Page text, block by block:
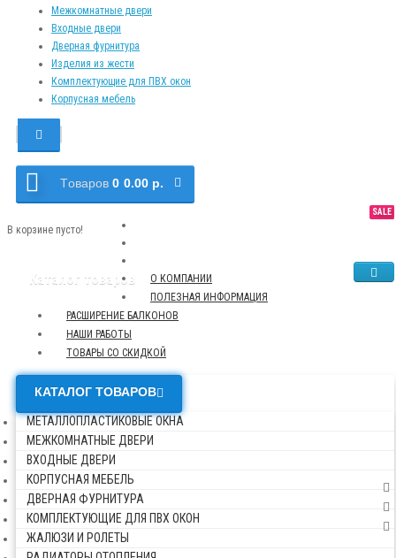
Межкомнатные двери
Входные двери
Дверная фурнитура
Изделия из жести
Комплектующие для ПВХ окон
Корпусная мебель
Tоваров 0 0.00 р.
В корзине пусто!
Каталог товаров
О КОМПАНИИ
ПОЛЕЗНАЯ ИНФОРМАЦИЯ
NEW
РАСШИРЕНИЕ БАЛКОНОВ
TOP
НАШИ РАБОТЫ
SALE
ТОВАРЫ СО СКИДКОЙ
КАТАЛОГ ТОВАРОВ
МЕТАЛЛОПЛАСТИКОВЫЕ ОКНА
МЕЖКОМНАТНЫЕ ДВЕРИ
ВХОДНЫЕ ДВЕРИ
КОРПУСНАЯ МЕБЕЛЬ
ДВЕРНАЯ ФУРНИТУРА
КОМПЛЕКТУЮЩИЕ ДЛЯ ПВХ ОКОН
ЖАЛЮЗИ И РОЛЕТЫ